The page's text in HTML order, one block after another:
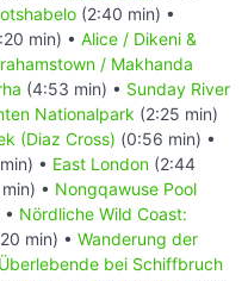
(2:40 min) •
min) • Alice / Dikeni &
/ Makhanda
(4:53 min) • Sunday River
Nationalpark (2:25 min)
(Diaz Cross) (0:56 min) •
• East London (2:44
• Nongqawuse Pool
Nördliche Wild Coast:
min) • Wanderung der
bei Schiffbruch